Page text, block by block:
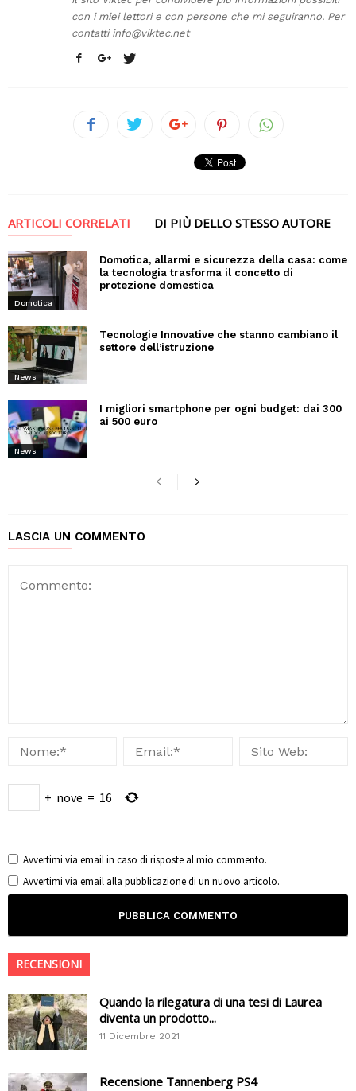
con i miei lettori e con persone che mi seguiranno. Per
contatti info@viktec.net
ARTICOLI CORRELATI DI PIÙ DELLO STESSO AUTORE
Domotica
Domotica, allarmi e sicurezza della casa: come
la tecnologia trasforma il concetto di
protezione domestica
News
Tecnologie Innovative che stanno cambiano il
settore dell’istruzione
News
I migliori smartphone per ogni budget: dai 300
ai 500 euro
LASCIA UN COMMENTO
+ nove = 16
Avvertimi via email in caso di risposte al mio commento.
Avvertimi via email alla pubblicazione di un nuovo articolo.
RECENSIONI
Quando la rilegatura di una tesi di Laurea
diventa un prodotto...
11 Dicembre 2021
Recensione Tannenberg PS4